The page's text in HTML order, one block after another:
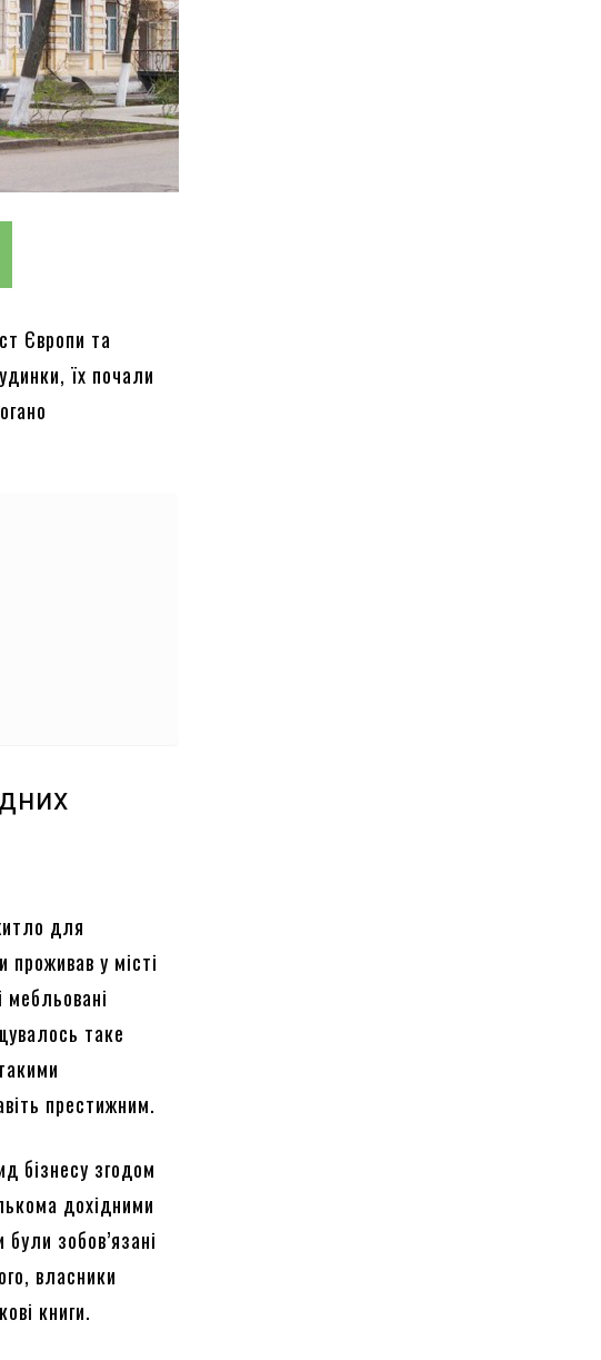
Європи та
їх почали
для
проживав у місті
таке
престижним.
бізнесу згодом
дохідними
зобов’язані
власники
книги.